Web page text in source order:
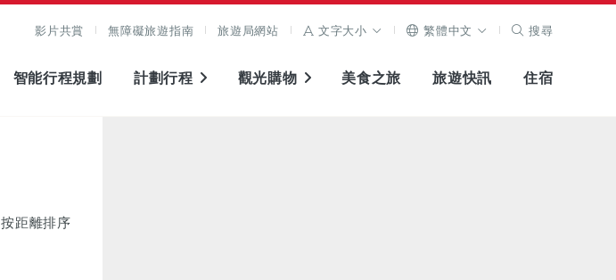
影片共賞 無障礙旅遊指南 旅遊局網站 文字大小 繁體中文 搜尋
智能行程規劃 計劃行程 觀光購物 美食之旅 旅遊快訊 住宿
按距離排序